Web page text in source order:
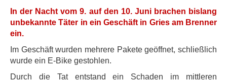
In der Nacht vom 9. auf den 10. Juni brachen bislang
unbekannte Täter in ein Geschäft in Gries am Brenner
ein.
Im Geschäft wurden mehrere Pakete geöffnet, schließlich
wurde ein E-Bike gestohlen.
Durch die Tat entstand ein Schaden im mittleren